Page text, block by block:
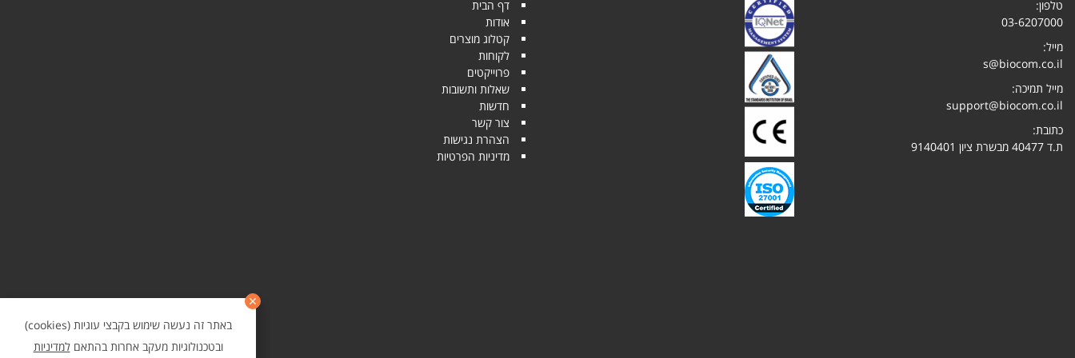
טלפון:
03-6207000
מייל:
s@biocom.co.il
מייל תמיכה:
support@biocom.co.il
כתובת:
ת.ד 40477 מבשרת ציון 9140401
דף הבית
אודות
קטלוג מוצרים
לקוחות
פרוייקטים
שאלות ותשובות
חדשות
צור קשר
הצהרת נגישות
מדיניות הפרטיות
באתר זה נעשה שימוש בקבצי עוגיות (cookies)
ובטכנולוגיות מעקב אחרות בהתאםלמדיניות